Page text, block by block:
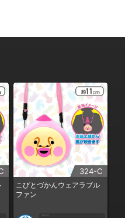
324-C
こびとづかんウェアラブル
ファン
1PLAY